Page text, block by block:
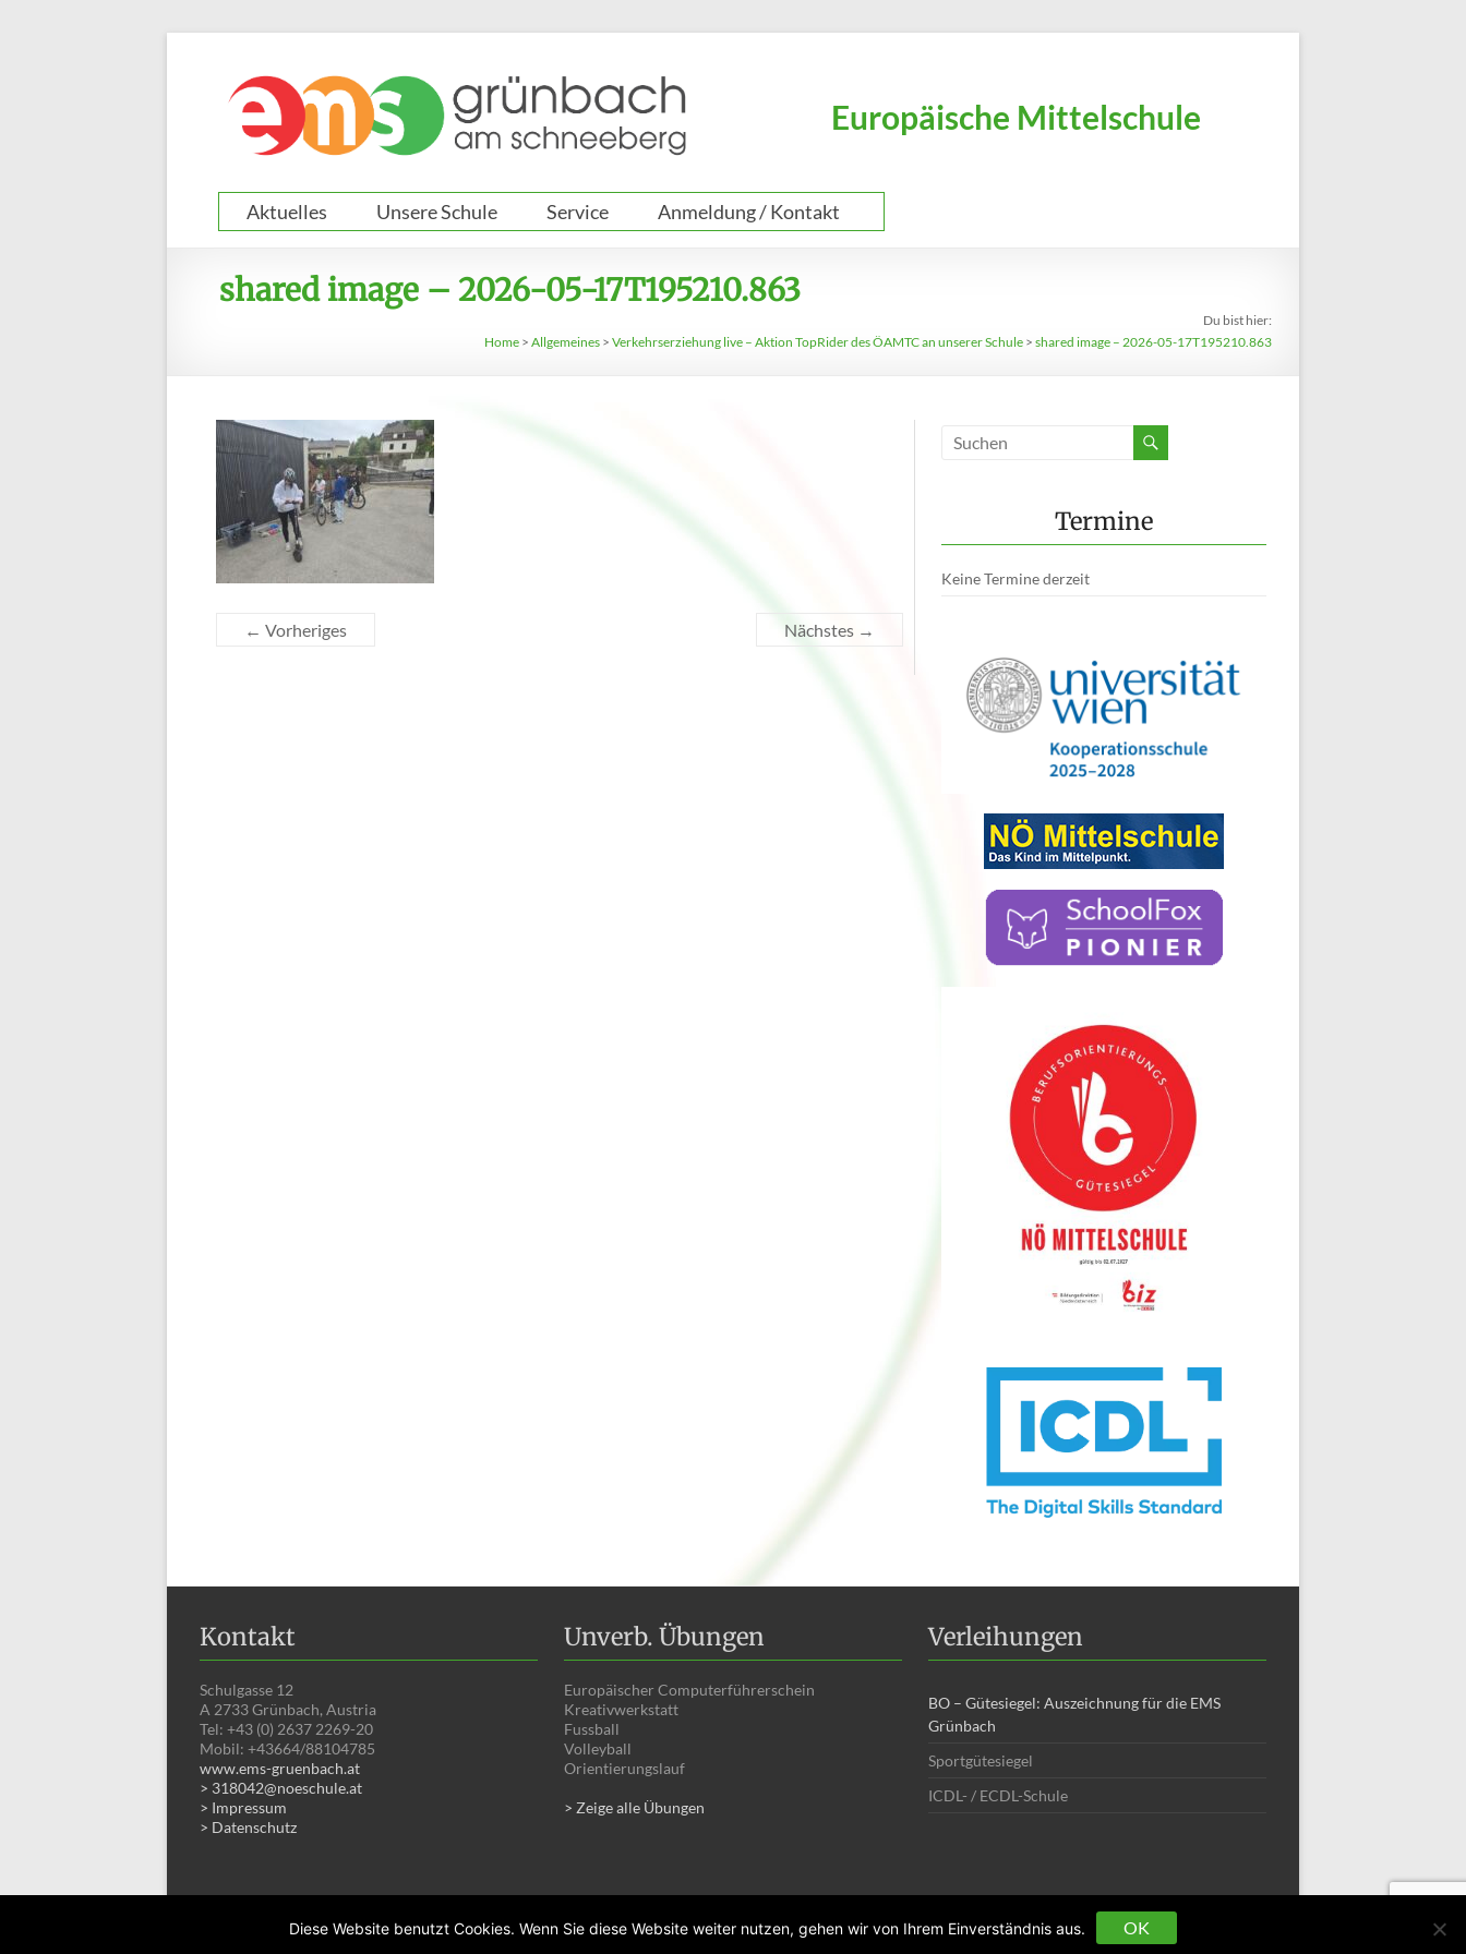
Europäische Mittelschule
Aktuelles Unsere Schule Service Anmeldung / Kontakt
shared image – 2026-05-17T195210.863
Du bist hier:
Home> Allgemeines> Verkehrserziehung live – Aktion TopRider des ÖAMTC an unserer Schule> shared image – 2026-05-17T195210.863
← Vorheriges Nächstes →
Termine
Keine Termine derzeit
Kontakt
Schulgasse 12
A 2733 Grünbach, Austria
Tel: +43 (0) 2637 2269-20
Mobil: +43664/88104785
www.ems-gruenbach.at
> 318042@noeschule.at
> Impressum
> Datenschutz
Unverb. Übungen
Europäischer Computerführerschein
Kreativwerkstatt
Fussball
Volleyball
Orientierungslauf
> Zeige alle Übungen
Verleihungen
BO – Gütesiegel: Auszeichnung für die EMS
Grünbach
Sportgütesiegel
ICDL- / ECDL-Schule
Diese Website benutzt Cookies. Wenn Sie diese Website weiter nutzen, gehen wir von Ihrem Einverständnis aus. OK